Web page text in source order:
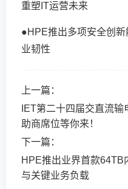
重塑IT运营未来
●HPE推出多项安全创
业韧性
上一篇：
IET第二十四届交直流
助商席位等你来！
下一篇：
HPE推出业界首款64TB
与关键业务负载